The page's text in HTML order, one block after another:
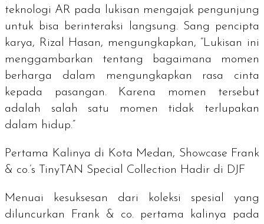
teknologi AR pada lukisan mengajak pengunjung
untuk bisa berinteraksi langsung. Sang pencipta
karya, Rizal Hasan, mengungkapkan, “Lukisan ini
menggambarkan tentang bagaimana momen
berharga dalam mengungkapkan rasa cinta
kepada pasangan. Karena momen tersebut
adalah salah satu momen tidak terlupakan
dalam hidup.”
Pertama Kalinya di Kota Medan, Showcase Frank
& co.’s TinyTAN Special Collection Hadir di DJF
Menuai kesuksesan dari koleksi spesial yang
diluncurkan Frank & co. pertama kalinya pada